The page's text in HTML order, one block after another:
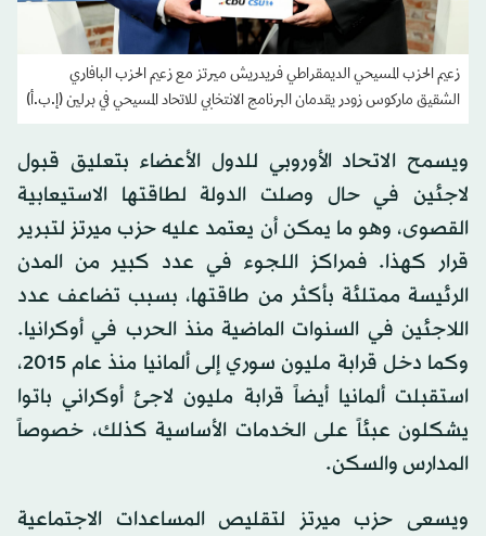
زعيم الحزب المسيحي الديمقراطي فريدريش ميرتز مع زعيم الحزب البافاري
الشقيق ماركوس زودر يقدمان البرنامج الانتخابي للاتحاد المسيحي في برلين (إ.ب.أ)
ويسمح الاتحاد الأوروبي للدول الأعضاء بتعليق قبول
لاجئين في حال وصلت الدولة لطاقتها الاستيعابية
القصوى، وهو ما يمكن أن يعتمد عليه حزب ميرتز لتبرير
قرار كهذا. فمراكز اللجوء في عدد كبير من المدن
الرئيسة ممتلئة بأكثر من طاقتها، بسبب تضاعف عدد
اللاجئين في السنوات الماضية منذ الحرب في أوكرانيا.
وكما دخل قرابة مليون سوري إلى ألمانيا منذ عام 2015،
استقبلت ألمانيا أيضاً قرابة مليون لاجئ أوكراني باتوا
يشكلون عبئاً على الخدمات الأساسية كذلك، خصوصاً
المدارس والسكن.
ويسعى حزب ميرتز لتقليص المساعدات الاجتماعية